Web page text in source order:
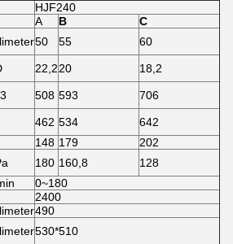
HJF240
A B
C
50 55
60
22,220
18,2
508 593
706
462 534
642
148 179
202
180 160,8
128
0~180
2400
490
530*510